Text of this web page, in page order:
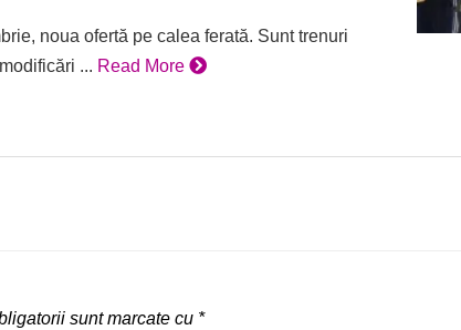
noua ofertă pe calea ferată. Sunt trenuri
... Read More
sunt marcate cu *